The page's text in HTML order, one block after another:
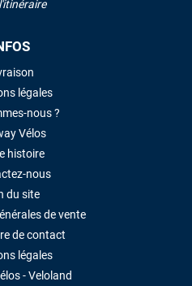
légales
nous ?
Vélos
histoire
nous
du site
de vente
de contact
légales
- Veloland